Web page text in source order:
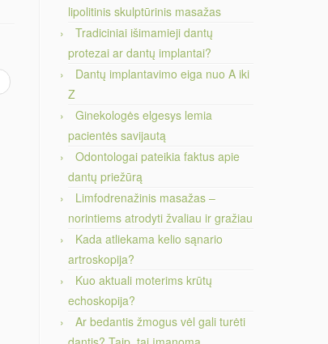
lipolitinis skulptūrinis masažas
Tradiciniai išimamieji dantų
protezai ar dantų implantai?
Dantų implantavimo eiga nuo A iki
Z
Ginekologės elgesys lemia
pacientės savijautą
Odontologai pateikia faktus apie
dantų priežūrą
Limfodrenažinis masažas –
norintiems atrodyti žvaliau ir gražiau
Kada atliekama kelio sąnario
artroskopija?
Kuo aktuali moterims krūtų
echoskopija?
Ar bedantis žmogus vėl gali turėti